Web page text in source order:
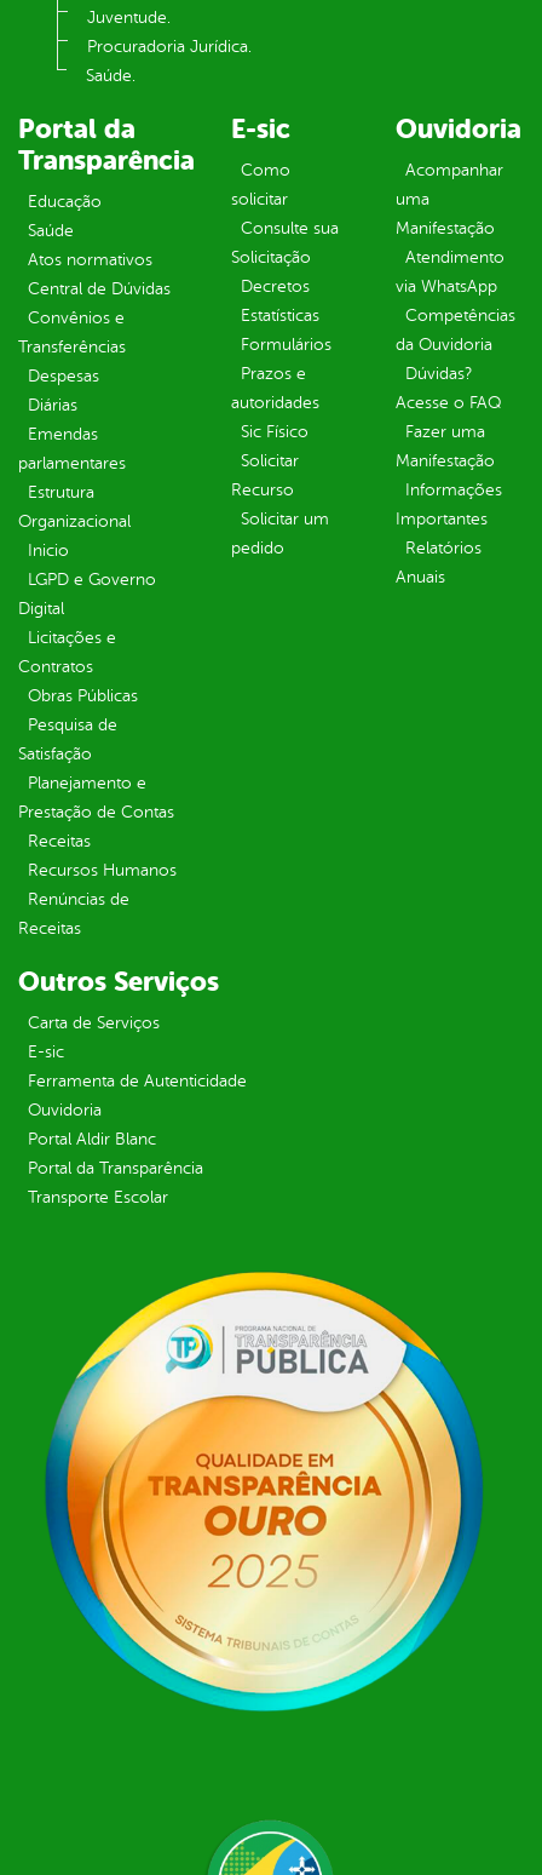
Juventude.
Procuradoria Jurídica.
Saúde.
Portal da
Transparência
Educação
Saúde
Atos normativos
Central de Dúvidas
Convênios e
Transferências
Despesas
Diárias
Emendas
parlamentares
Estrutura
Organizacional
Inicio
LGPD e Governo
Digital
Licitações e
Contratos
Obras Públicas
Pesquisa de
Satisfação
Planejamento e
Prestação de Contas
Receitas
Recursos Humanos
Renúncias de
Receitas
E-sic
Como
solicitar
Consulte sua
Solicitação
Decretos
Estatísticas
Formulários
Prazos e
autoridades
Sic Físico
Solicitar
Recurso
Solicitar um
pedido
Ouvidoria
Acompanhar
uma
Manifestação
Atendimento
via WhatsApp
Competências
da Ouvidoria
Dúvidas?
Acesse o FAQ
Fazer uma
Manifestação
Informações
Importantes
Relatórios
Anuais
Outros Serviços
Carta de Serviços
E-sic
Ferramenta de Autenticidade
Ouvidoria
Portal Aldir Blanc
Portal da Transparência
Transporte Escolar